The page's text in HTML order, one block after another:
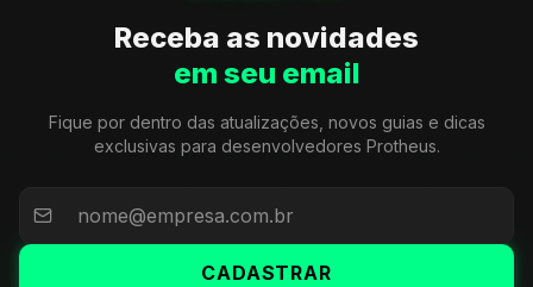
Receba as novidades
em seu email
Fique por dentro das atualizações, novos guias e dicas
exclusivas para desenvolvedores Protheus.
CADASTRAR